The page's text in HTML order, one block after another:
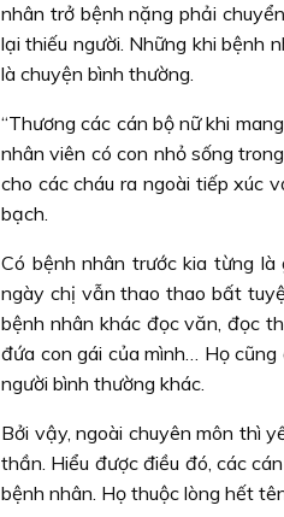
nhân trở bệnh nặng phải
lại thiếu người. Những khi bệnh
là chuyện bình thường.
“Thương các cán bộ nữ khi
nhân viên có con nhỏ sống
cho các cháu ra ngoài tiếp xúc
bạch.
Có bệnh nhân trước kia từng
ngày chị vẫn thao thao bất
bệnh nhân khác đọc văn, đọc
đứa con gái của mình… Họ
người bình thường khác.
Bởi vậy, ngoài chuyên môn thì
thần. Hiểu được điều đó, các
bệnh nhân. Họ thuộc lòng hết